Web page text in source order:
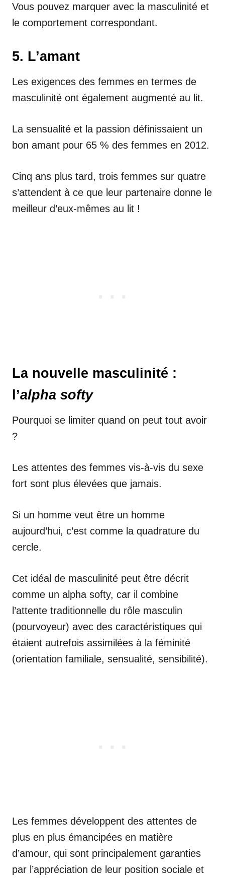
Vous pouvez marquer avec la masculinité et
le comportement correspondant.
5. L’amant
Les exigences des femmes en termes de
masculinité ont également augmenté au lit.
La sensualité et la passion définissaient un
bon amant pour 65 % des femmes en 2012.
Cinq ans plus tard, trois femmes sur quatre
s’attendent à ce que leur partenaire donne le
meilleur d’eux-mêmes au lit !
La nouvelle masculinité :
l’alpha softy
Pourquoi se limiter quand on peut tout avoir
?
Les attentes des femmes vis-à-vis du sexe
fort sont plus élevées que jamais.
Si un homme veut être un homme
aujourd’hui, c’est comme la quadrature du
cercle.
Cet idéal de masculinité peut être décrit
comme un alpha softy, car il combine
l’attente traditionnelle du rôle masculin
(pourvoyeur) avec des caractéristiques qui
étaient autrefois assimilées à la féminité
(orientation familiale, sensualité, sensibilité).
Les femmes développent des attentes de
plus en plus émancipées en matière
d’amour, qui sont principalement garanties
par l’appréciation de leur position sociale et